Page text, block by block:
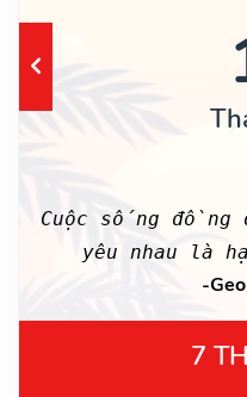
Cuộc sống đồng
yêu nhau là
-
7